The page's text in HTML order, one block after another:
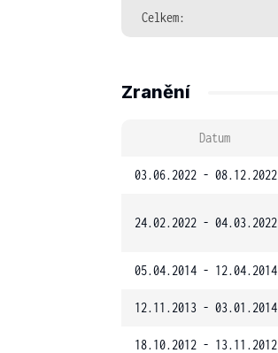
Celkem:
Zranění
Datum
03.06.2022 - 08.12.2022
24.02.2022 - 04.03.2022
05.04.2014 - 12.04.2014
12.11.2013 - 03.01.2014
18.10.2012 - 13.11.2012